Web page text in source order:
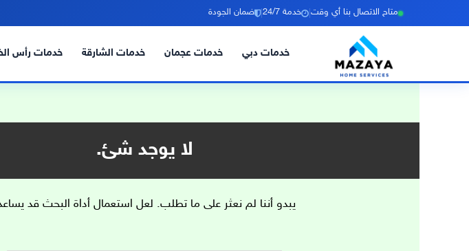
متاح الاتصال بنا أي وقت خدمة 24/7 | ضمان الجودة
خدمات دبي خدمات عجمان خدمات الشارقة خدمات رأس
لا يوجد شئ.
يبدو أننا لم نعثر على ما تطلب. لعل استعمال أداة البحث قد